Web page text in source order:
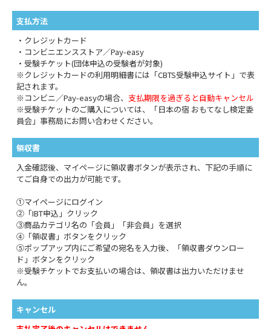
支払方法
・クレジットカード
・コンビニエンスストア／Pay-easy
・受験チケット(団体申込の受験者が対象)
※クレジットカードの利用明細書には「CBTS受験申込サイト」で表
記されます。
※コンビニ／Pay-easyの場合、 支払期限を過ぎると自動キャンセル
※受験チケットのご購入については、「日本の宿 おもてなし検定委
員会」事務局にお問い合わせください。
領収書
入金確認後、マイページに領収書ボタンが表示され、下記の手順に
てご自身での出力が可能です。
①マイページにログイン
②「IBT申込」クリック
③商品カテゴリ名の「会員」「非会員」を選択
④「領収書」ボタンをクリック
⑤ポップアップ内にご希望の宛名を入力後、「領収書ダウンロー
ド」ボタンをクリック
※受験チケットでお支払いの場合は、領収書は出力いただけませ
ん。
キャンセル